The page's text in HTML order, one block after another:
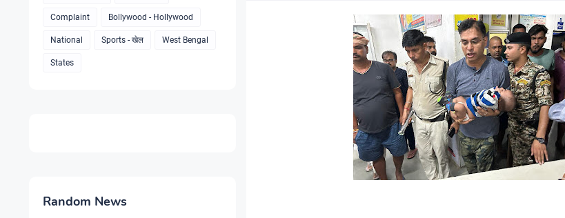
Complaint Bollywood - Hollywood
National Sports - खेल West Bengal
States
Random News